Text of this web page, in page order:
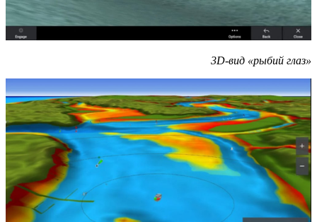
3D-вид «рыбий глаз»